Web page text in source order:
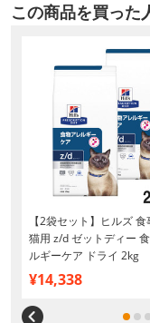
この商品を買った
【2袋セット】ヒルズ
猫用 z/d ゼットディー
ルギーケア ドライ 2kg
¥14,338